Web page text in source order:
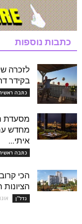
כתבות נוספות
לזכרה
בקידר
כתבה
מחדש
איתי...
כתבה
הכי
נדל''ן